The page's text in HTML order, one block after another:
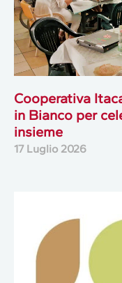
Cooperativa
in Bianco per
insieme
17 Luglio 2026